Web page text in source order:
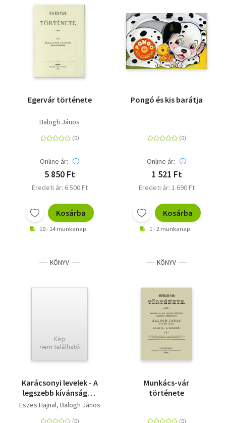
Egervár története
Balogh János
Online ár:
5 850 Ft
Eredeti ár: 6 500 Ft
Kosárba
10 - 14 munkanap
Pongó és kis barátja
Online ár:
1 521 Ft
Eredeti ár: 1 690 Ft
Kosárba
1 - 2 munkanap
KÖNYV
Karácsonyi levelek - A
legszebb kívánságok
gyűjteménye
Eszes Hajnal Balogh János
KÖNYV
Munkács-vár
története